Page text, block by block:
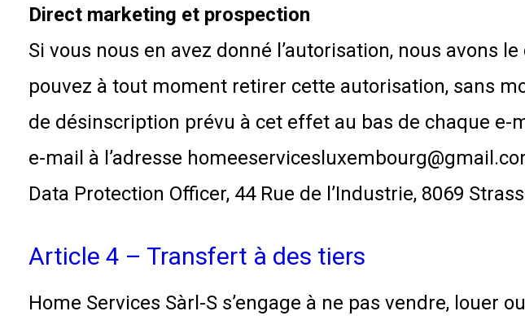
Direct marketing et prospection
Si vous nous en avez donné l’autorisation, nous avons
pouvez à tout moment retirer cette autorisation, sans
de désinscription prévu à cet effet au bas de chaque
e-mail à l’adresse
Data Protection Officer, 44 Rue de l’Industrie, 8069
Article 4 – Transfert à des tiers
Home Services Sàrl-S s’engage à ne pas vendre,